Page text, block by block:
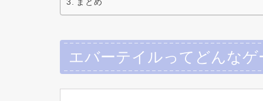
エバーテイルってどんなゲ